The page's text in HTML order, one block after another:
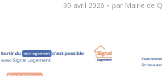
30 avril 2026 par Mairie de